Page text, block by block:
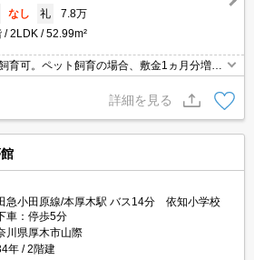
なし 礼
7.8万
2LDK 52.99m²
育可。ペット飼育の場合、敷金1ヵ月分増。
室換気乾燥式。宅配ボックスあり。洗髪洗
付インターホン。ICロック電池2,750円(契約
詳細を見る
急小田原線/本厚木駅 バス14分 依知小学校
車：停歩5分
川県厚木市山際
年
2階建